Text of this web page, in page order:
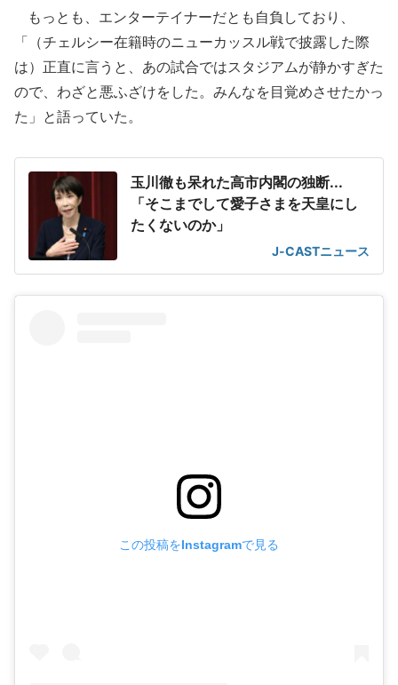
もっとも、エンターテイナーだとも自負しており、
「（チェルシー在籍時のニューカッスル戦で披露した際
は）正直に言うと、あの試合ではスタジアムが静かすぎた
ので、わざと悪ふざけをした。みんなを目覚めさせたかっ
た」と語っていた。
玉川徹も呆れた高市内閣の独断...
「そこまでして愛子さまを天皇にし
たくないのか」
J-CASTニュース
この投稿をInstagramで見る